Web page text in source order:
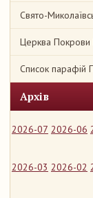
Свято-
Церква Покрови
Список парафій
Архів
2026-07 2026-06
2026-03 2026-02